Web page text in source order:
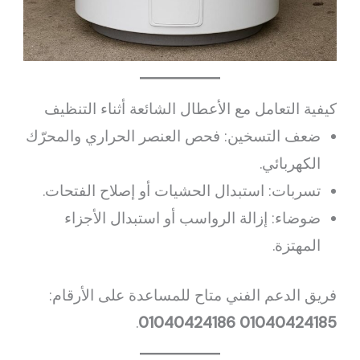
كيفية التعامل مع الأعطال الشائعة أثناء التنظيف
ضعف التسخين: فحص العنصر الحراري والمحرّك
الكهربائي.
تسربات: استبدال الحشيات أو إصلاح الفتحات.
ضوضاء: إزالة الرواسب أو استبدال الأجزاء
المهتزة.
فريق الدعم الفني متاح للمساعدة على الأرقام:
01040424185
01040424186
.